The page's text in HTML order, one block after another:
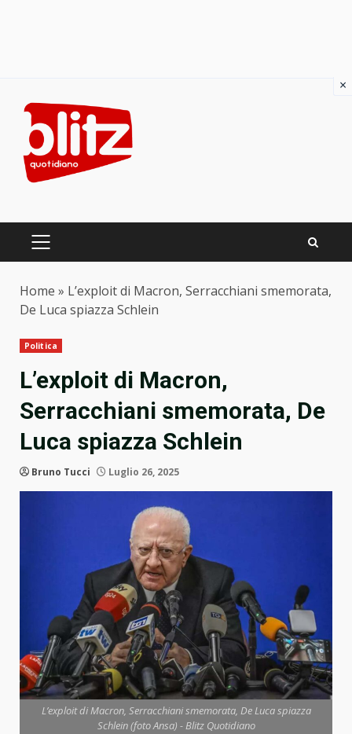
content
PRIMARY
Home » L’exploit di Macron, Serracchiani smemorata,
De Luca spiazza Schlein
Politica
L’exploit di Macron,
Serracchiani smemorata, De
Luca spiazza Schlein
Bruno Tucci Luglio 26, 2025
L’exploit di Macron, Serracchiani smemorata, De Luca spiazza
Schlein (foto Ansa) - Blitz Quotidiano
×